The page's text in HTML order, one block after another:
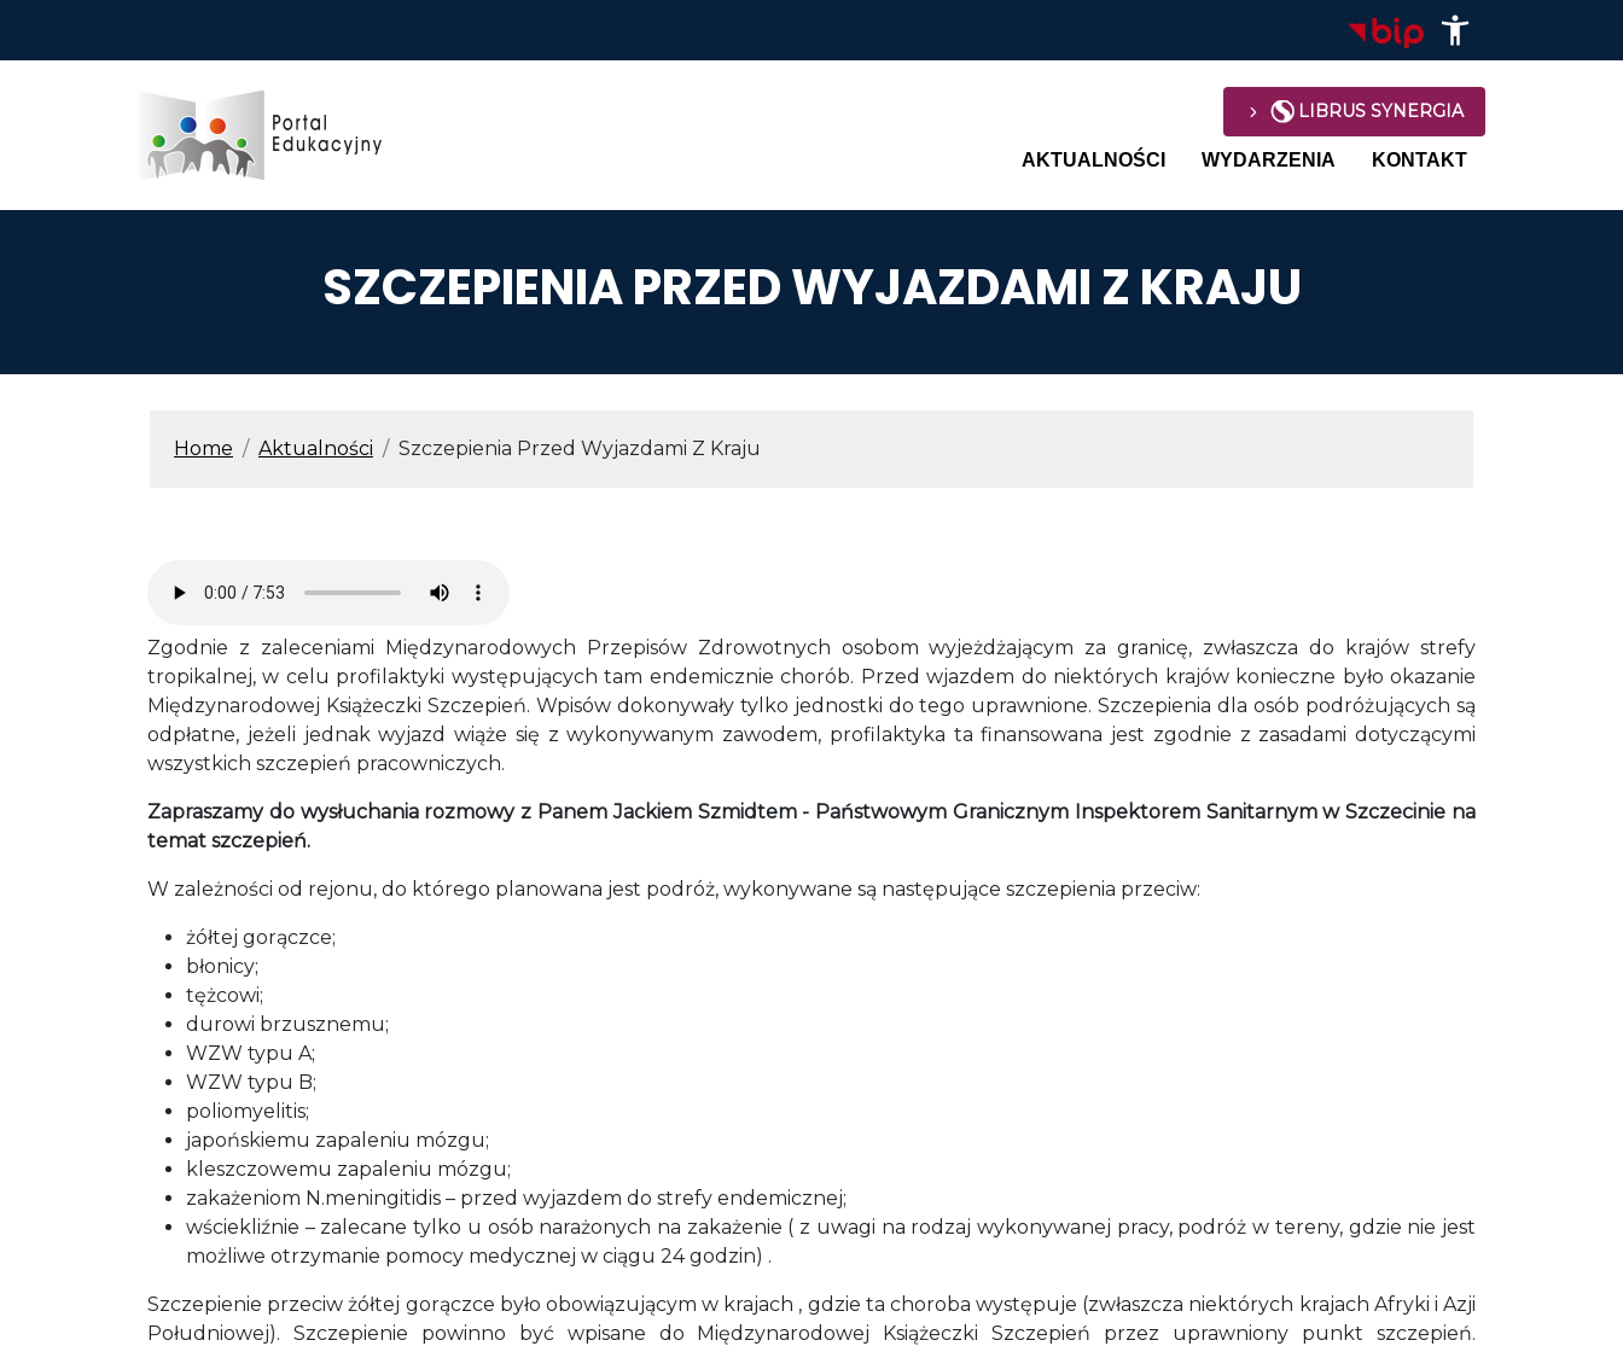
LIBRUS SYNERGIA
Main navigation
AKTUALNOŚCI WYDARZENIA KONTAKT
SZCZEPIENIA PRZED WYJAZDAMI Z KRAJU
ŚCIEŻKA NAWIGACYJNA
Home Aktualności Szczepienia Przed Wyjazdami Z Kraju
Zgodnie z zaleceniami Międzynarodowych Przepisów Zdrowotnych osobom wyjeżdżającym za granicę, zwłaszcza do krajów strefy
tropikalnej, w celu profilaktyki występujących tam endemicznie chorób. Przed wjazdem do niektórych krajów konieczne było okazanie
Międzynarodowej Książeczki Szczepień. Wpisów dokonywały tylko jednostki do tego uprawnione. Szczepienia dla osób podróżujących są
odpłatne, jeżeli jednak wyjazd wiąże się z wykonywanym zawodem, profilaktyka ta finansowana jest zgodnie z zasadami dotyczącymi
wszystkich szczepień pracowniczych.
Zapraszamy do wysłuchania rozmowy z Panem Jackiem Szmidtem - Państwowym Granicznym Inspektorem Sanitarnym w Szczecinie na
temat szczepień.
W zależności od rejonu, do którego planowana jest podróż, wykonywane są następujące szczepienia przeciw:
żółtej gorączce;
błonicy;
tężcowi;
durowi brzusznemu;
WZW typu A;
WZW typu B;
poliomyelitis;
japońskiemu zapaleniu mózgu;
kleszczowemu zapaleniu mózgu;
zakażeniom N.meningitidis – przed wyjazdem do strefy endemicznej;
wściekliźnie – zalecane tylko u osób narażonych na zakażenie ( z uwagi na rodzaj wykonywanej pracy, podróż w tereny, gdzie nie jest
możliwe otrzymanie pomocy medycznej w ciągu 24 godzin) .
Szczepienie przeciw żółtej gorączce było obowiązującym w krajach , gdzie ta choroba występuje (zwłaszcza niektórych krajach Afryki i Azji
Południowej). Szczepienie powinno być wpisane do Międzynarodowej Książeczki Szczepień przez uprawniony punkt szczepień.